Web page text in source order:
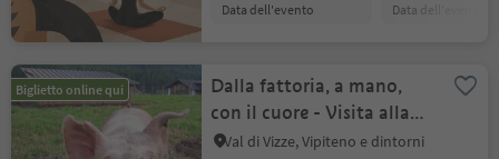
data dell'evento data dell'evento
Biglietto online qui
Dalla fattoria, a mano,
con il cuore - Visita alla
fattoria con degustazione
Val di Vizze, Vipiteno e dintorni